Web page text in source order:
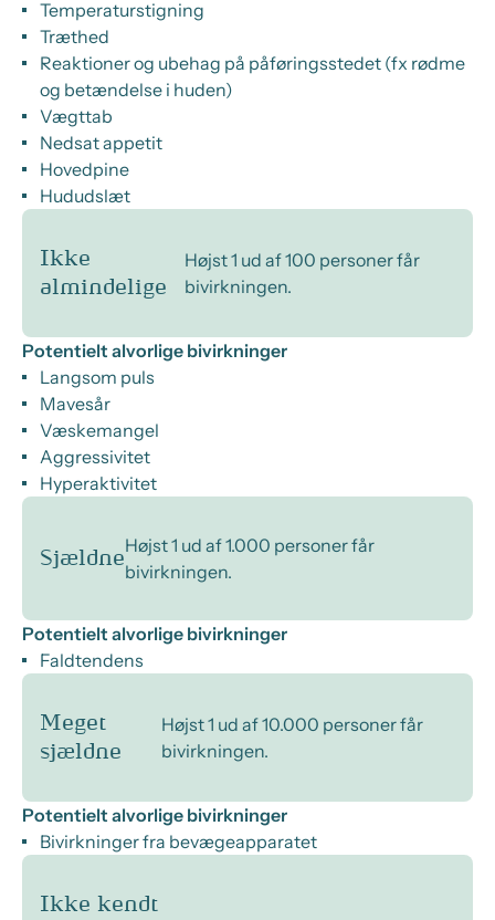
Temperaturstigning
Træthed
Reaktioner og ubehag på påføringsstedet (fx rødme
og betændelse i huden)
Vægttab
Nedsat appetit
Hovedpine
Hududslæt
Ikke
almindelige
Højst 1 ud af 100 personer får
bivirkningen.
Potentielt alvorlige bivirkninger
Langsom puls
Mavesår
Væskemangel
Aggressivitet
Hyperaktivitet
Sjældne
Højst 1 ud af 1.000 personer får
bivirkningen.
Potentielt alvorlige bivirkninger
Faldtendens
Meget
sjældne
Højst 1 ud af 10.000 personer får
bivirkningen.
Potentielt alvorlige bivirkninger
Bivirkninger fra bevægeapparatet
Ikke kendt